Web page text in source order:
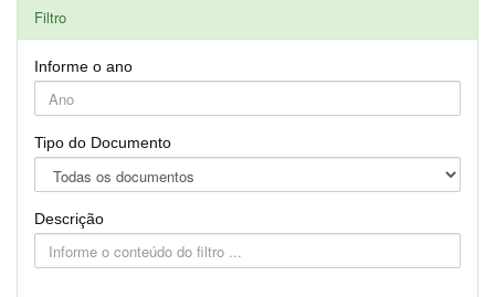
Filtro
Informe o ano
Tipo do Documento
Descrição